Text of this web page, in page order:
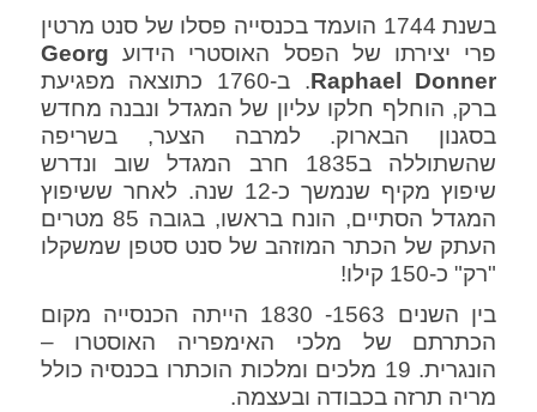
בשנת 1744 הועמד בכנסייה פסלו של סנט מרטין
פרי יצירתו של הפסל האוסטרי הידוע Georg
Raphael
Donner
. ב-1760 כתוצאה מפגיעת
ברק, הוחלף חלקו עליון של המגדל ונבנה מחדש
בסגנון הבארוק. למרבה הצער, בשריפה
שהשתוללה ב1835 חרב המגדל שוב ונדרש
שיפוץ מקיף שנמשך כ-12 שנה. לאחר ששיפוץ
המגדל הסתיים, הונח בראשו, בגובה 85 מטרים
העתק של הכתר המוזהב של סנט סטפן שמשקלו
"רק" כ-150 קילו!
בין השנים 1563- 1830 הייתה הכנסייה מקום
הכתרתם של מלכי האימפריה האוסטרו –
הונגרית. 19 מלכים ומלכות הוכתרו בכנסיה כולל
מריה תרזה בכבודה ובעצמה.